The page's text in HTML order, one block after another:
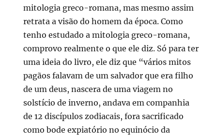
mitologia greco-romana, mas mesmo assim
retrata a visão do homem da época. Como
tenho estudado a mitologia greco-romana,
comprovo realmente o que ele diz. Só para ter
uma ideia do livro, ele diz que “vários mitos
pagãos falavam de um salvador que era filho
de um deus, nascera de uma viagem no
solstício de inverno, andava em companhia
de 12 discípulos zodiacais, fora sacrificado
como bode expiatório no equinócio da